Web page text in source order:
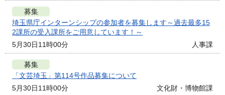
募集
埼玉県庁インターンシップの参加者を募集します～過去最多15
2課所の受入課所をご用意しています！～
5月30日11時00分
人事課
募集
「文芸埼玉」第114号作品募集について
5月30日11時00分
文化財・博物館課